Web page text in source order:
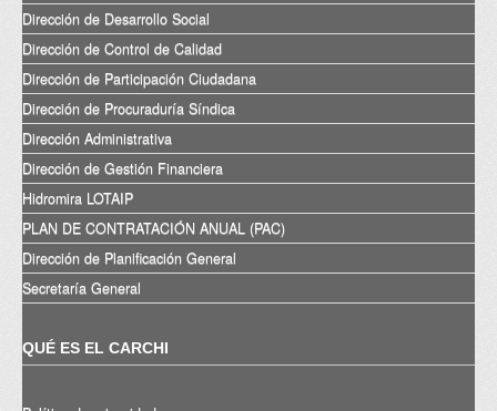
Dirección de Desarrollo Social
Dirección de Control de Calidad
Dirección de Participación Ciudadana
Dirección de Procuraduría Síndica
Dirección Administrativa
Dirección de Gestión Financiera
Hidromira LOTAIP
PLAN DE CONTRATACIÓN ANUAL (PAC)
Dirección de Planificación General
Secretaría General
QUÉ ES EL CARCHI